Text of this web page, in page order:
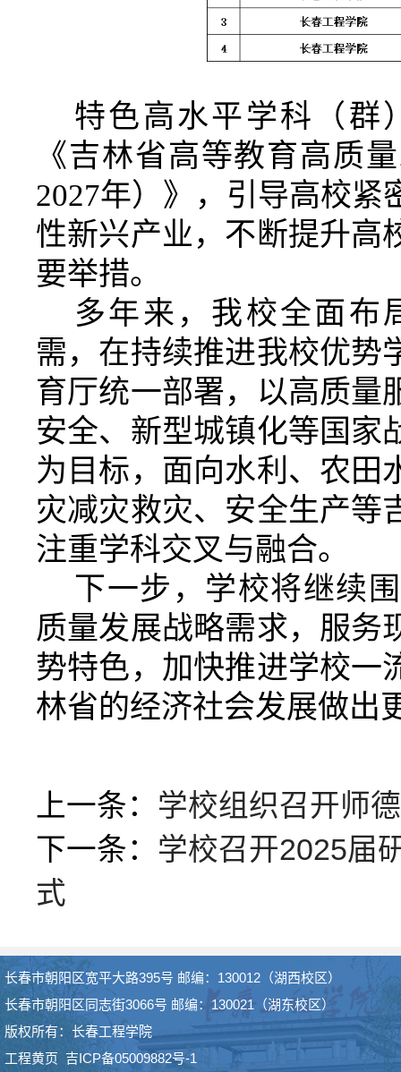
特色高水平学科（群
《吉林省高等教育高质
2027年）》，引导高校
性新兴产业，不断提升高
要举措。
多年来，我校全面布
需，在持续推进我校优势
育厅统一部署，以高质量
安全、新型城镇化等国家
为目标，面向水利、农田
灾减灾救灾、安全生产等
注重学科交叉与融合。
下一步，学校将继续
质量发展战略需求， 服务
势特色，加快推进学校一
林省的经济社会发展做出
上一条： 学校组织召开师
下一条： 学校召开2025届
式
长春市朝阳区宽平大路395号 邮编：130012（湖西校区）
长春市朝阳区同志街3066号 邮编：130021（湖东校区）
版权所有：长春工程学院
工程黄页 吉ICP备05009882号-1